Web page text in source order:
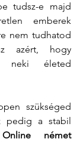
tudsz-e majd
emberek
nem tudhatod
azért, hogy
neki életed
szükséged
pedig a stabil
Online német